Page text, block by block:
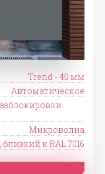
Trend - 40 мм
Автоматическое
Микроволна
к RAL 7016